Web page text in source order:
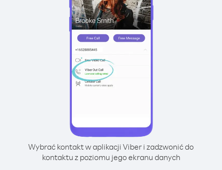
Wybrać kontakt w aplikacji Viber i zadzwonić do
kontaktu z poziomu jego ekranu danych